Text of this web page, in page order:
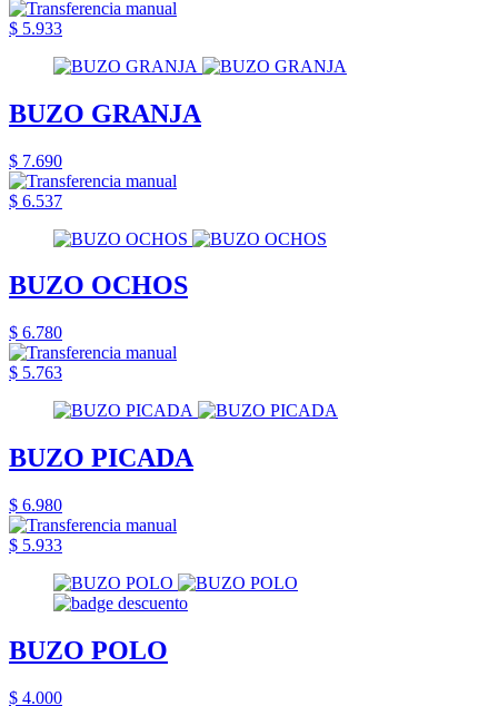
$ 5.933
BUZO GRANJA
$ 7.690
$ 6.537
BUZO OCHOS
$ 6.780
$ 5.763
BUZO PICADA
$ 6.980
$ 5.933
BUZO POLO
$ 4.000